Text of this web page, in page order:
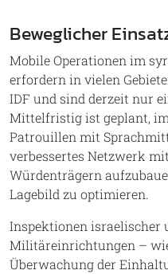
Beweglicher
Mobile Operationen im
erfordern in vielen
IDF und sind derzeit nur
Mittelfristig ist geplant, im
Patrouillen mit
verbessertes Netzwerk
Würdenträgern
Lagebild zu optimieren.
Inspektionen israelischer
Militäreinrichtungen –
Überwachung der